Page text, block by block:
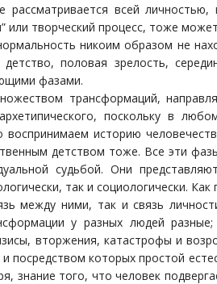
рассматривается всей
или творческий процесс, тоже
никоим образом не
половая зрелость,
фазами.
трансформаций,
поскольку в
историю
детством тоже. Все эти
судьбой. Они
так и социологически.
между ними, так и связь
у разных людей
вторжения, катастрофы и
посредством которых простой
знание того, что человек